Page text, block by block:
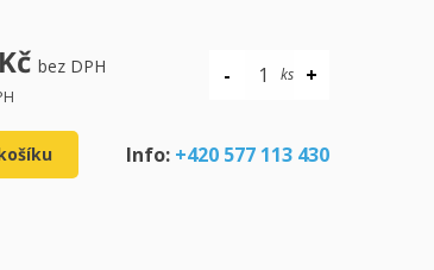
bez DPH
Info: +420 577 113 430